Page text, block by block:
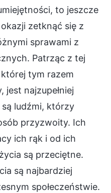
to jeszcze
zetknąć się z
sprawami z
Patrząc z tej
tym razem
jest najzupełniej
ludźmi, którzy
przyzwoity. Ich
ich rąk i od ich
są przeciętne.
są najbardziej
społeczeństwie.